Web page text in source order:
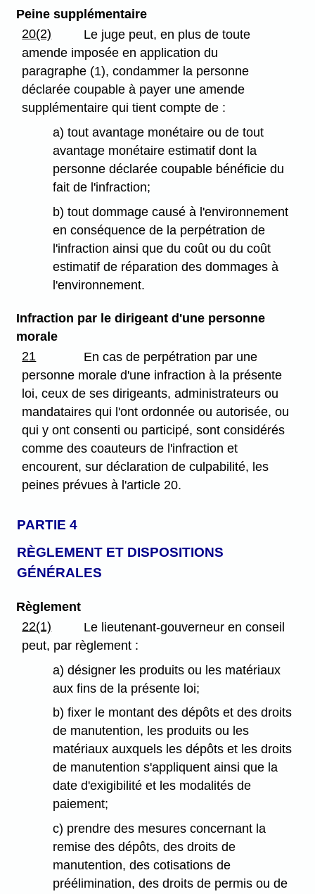
Peine supplémentaire
20(2)
Le juge peut, en plus de toute
amende imposée en application du
paragraphe (1), condammer la personne
déclarée coupable à payer une amende
supplémentaire qui tient compte de :
a) tout avantage monétaire ou de tout
avantage monétaire estimatif dont la
personne déclarée coupable bénéficie du
fait de l'infraction;
b) tout dommage causé à l'environnement
en conséquence de la perpétration de
l'infraction ainsi que du coût ou du coût
estimatif de réparation des dommages à
l'environnement.
Infraction par le dirigeant d'une personne
morale
21
En cas de perpétration par une
personne morale d'une infraction à la présente
loi, ceux de ses dirigeants, administrateurs ou
mandataires qui l'ont ordonnée ou autorisée, ou
qui y ont consenti ou participé, sont considérés
comme des coauteurs de l'infraction et
encourent, sur déclaration de culpabilité, les
peines prévues à l'article 20.
PARTIE 4
RÈGLEMENT ET DISPOSITIONS
GÉNÉRALES
Règlement
22(1)
Le lieutenant-gouverneur en conseil
peut, par règlement :
a) désigner les produits ou les matériaux
aux fins de la présente loi;
b) fixer le montant des dépôts et des droits
de manutention, les produits ou les
matériaux auxquels les dépôts et les droits
de manutention s'appliquent ainsi que la
date d'exigibilité et les modalités de
paiement;
c) prendre des mesures concernant la
remise des dépôts, des droits de
manutention, des cotisations de
préélimination, des droits de permis ou de